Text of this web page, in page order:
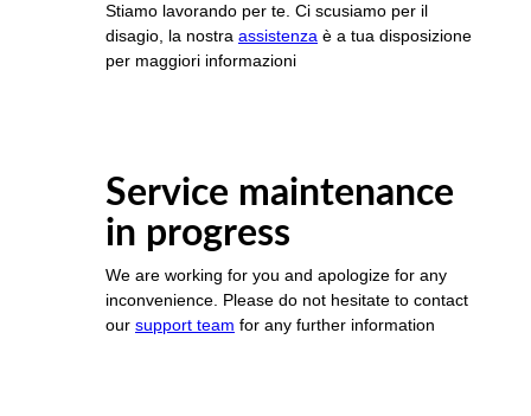
Stiamo lavorando per te. Ci scusiamo per il
disagio, la nostra assistenza è a tua disposizione
per maggiori informazioni
Service maintenance
in progress
We are working for you and apologize for any
inconvenience. Please do not hesitate to contact
our support team for any further information